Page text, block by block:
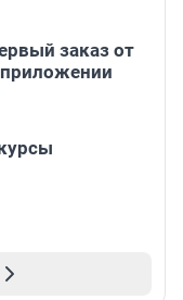
заказ от
приложении